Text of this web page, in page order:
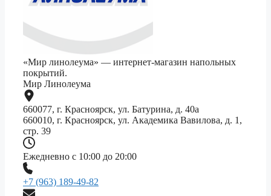
«Мир линолеума» — интернет-магазин напольных
покрытий.
Мир Линолеума
660077, г. Красноярск, ул. Батурина, д. 40а
660010, г. Красноярск, ул. Академика Вавилова, д. 1,
стр. 39
Ежедневно с 10:00 до 20:00
+7 (963) 189-49-82